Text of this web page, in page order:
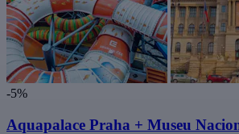
-5%
Aquapalace Praha + Museu